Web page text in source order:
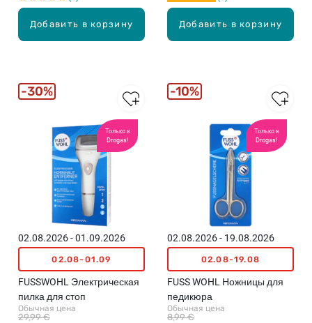
Добавить в корзину Добавить в корзину
Только в
Drogas!
02.08.2026 - 01.09.2026
02.08-01.09
FUSSWOHL Электрическая
пилка для стоп
Обычная цена
29,99 €
30%
Только в
Drogas!
02.08.2026 - 19.08.2026
02.08-19.08
FUSS WOHL Ножницы для
педикюра
Обычная цена
8,99 €
10%